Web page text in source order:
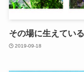
その場に生えてい
2019-09-18